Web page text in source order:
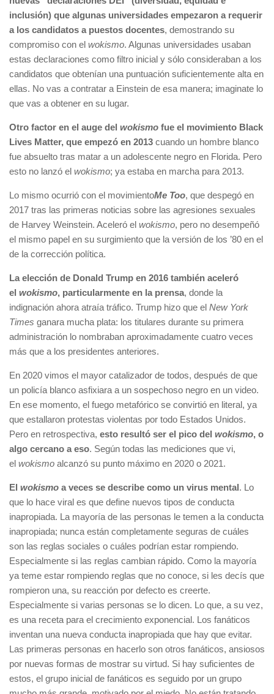
inclusión) que algunas universidades empezaron a requerir
a los candidatos a puestos docentes, demostrando su
compromiso con el wokismo. Algunas universidades usaban
estas declaraciones como filtro inicial y sólo consideraban a los
candidatos que obtenían una puntuación suficientemente alta en
ellas. No vas a contratar a Einstein de esa manera; imaginate lo
que vas a obtener en su lugar.
Otro factor en el auge del wokismo fue el movimiento Black
Lives Matter, que empezó en 2013 cuando un hombre blanco
fue absuelto tras matar a un adolescente negro en Florida. Pero
esto no lanzó el wokismo; ya estaba en marcha para 2013.
Lo mismo ocurrió con el movimientoMe Too, que despegó en
2017 tras las primeras noticias sobre las agresiones sexuales
de Harvey Weinstein. Aceleró el wokismo, pero no desempeñó
el mismo papel en su surgimiento que la versión de los ’80 en el
de la corrección política.
La elección de Donald Trump en 2016 también aceleró
el wokismo, particularmente en la prensa, donde la
indignación ahora atraía tráfico. Trump hizo que el New York
Times ganara mucha plata: los titulares durante su primera
administración lo nombraban aproximadamente cuatro veces
más que a los presidentes anteriores.
En 2020 vimos el mayor catalizador de todos, después de que
un policía blanco asfixiara a un sospechoso negro en un video.
En ese momento, el fuego metafórico se convirtió en literal, ya
que estallaron protestas violentas por todo Estados Unidos.
Pero en retrospectiva, esto resultó ser el pico del wokismo, o
algo cercano a eso. Según todas las mediciones que vi,
el wokismo alcanzó su punto máximo en 2020 o 2021.
El wokismo a veces se describe como un virus mental. Lo
que lo hace viral es que define nuevos tipos de conducta
inapropiada. La mayoría de las personas le temen a la conducta
inapropiada; nunca están completamente seguras de cuáles
son las reglas sociales o cuáles podrían estar rompiendo.
Especialmente si las reglas cambian rápido. Como la mayoría
ya teme estar rompiendo reglas que no conoce, si les decís que
rompieron una, su reacción por defecto es creerte.
Especialmente si varias personas se lo dicen. Lo que, a su vez,
es una receta para el crecimiento exponencial. Los fanáticos
inventan una nueva conducta inapropiada que hay que evitar.
Las primeras personas en hacerlo son otros fanáticos, ansiosos
por nuevas formas de mostrar su virtud. Si hay suficientes de
estos, el grupo inicial de fanáticos es seguido por un grupo